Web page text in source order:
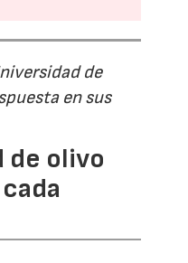
de
en sus
de olivo